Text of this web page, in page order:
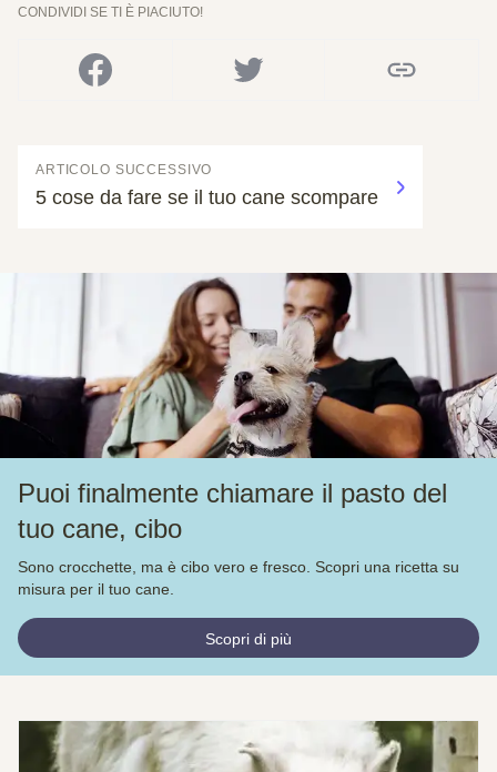
CONDIVIDI SE TI È PIACIUTO!
ARTICOLO SUCCESSIVO
5 cose da fare se il tuo cane scompare
Puoi finalmente chiamare il pasto del
tuo cane, cibo
Sono crocchette, ma è cibo vero e fresco. Scopri una ricetta su
misura per il tuo cane.
Scopri di più